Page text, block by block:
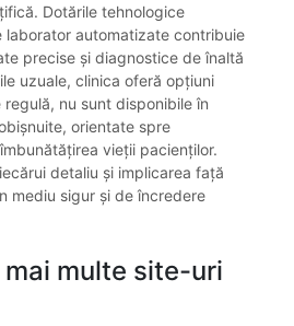
Dotările tehnologice
laborator automatizate contribuie
precise și diagnostice de înaltă
uzuale, clinica oferă opțiuni
nu sunt disponibile în
orientate spre
vieții pacienților.
detaliu și implicarea față
mediu sigur și de încredere
multe site-uri